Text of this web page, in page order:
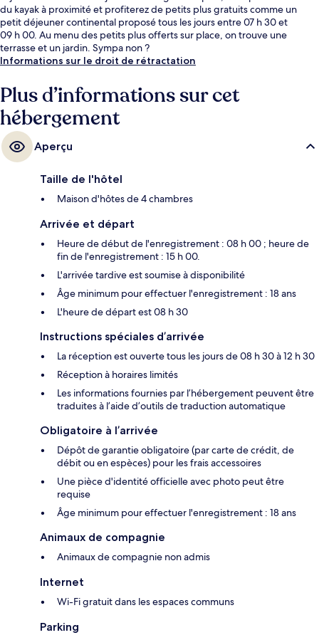
du kayak à proximité et profiterez de petits plus gratuits comme un
petit déjeuner continental proposé tous les jours entre 07 h 30 et
09 h 00. Au menu des petits plus offerts sur place, on trouve une
terrasse et un jardin. Sympa non ?
Informations sur le droit de rétractation
Plus d’informations sur cet
hébergement
Aperçu
Taille de l'hôtel
Maison d'hôtes de 4 chambres
Arrivée et départ
Heure de début de l'enregistrement : 08 h 00 ; heure de
fin de l'enregistrement : 15 h 00.
L'arrivée tardive est soumise à disponibilité
Âge minimum pour effectuer l'enregistrement : 18 ans
L'heure de départ est 08 h 30
Instructions spéciales d’arrivée
La réception est ouverte tous les jours de 08 h 30 à 12 h 30
Réception à horaires limités
Les informations fournies par l’hébergement peuvent être
traduites à l’aide d’outils de traduction automatique
Obligatoire à l’arrivée
Dépôt de garantie obligatoire (par carte de crédit, de
débit ou en espèces) pour les frais accessoires
Une pièce d'identité officielle avec photo peut être
requise
Âge minimum pour effectuer l'enregistrement : 18 ans
Animaux de compagnie
Animaux de compagnie non admis
Internet
Wi-Fi gratuit dans les espaces communs
Parking